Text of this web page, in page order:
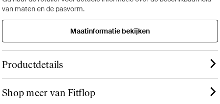
van maten en de pasvorm.
Maatinformatie bekijken
Productdetails
Shop meer van Fitflop